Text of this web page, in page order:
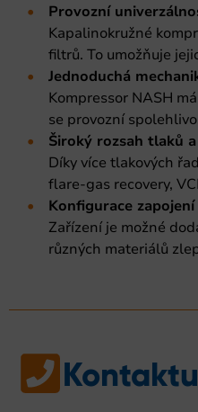
Provozní
Kapalinokružné
filtrů. To umožňuje
Jednoduchá
Kompressor NASH
se provozní
Široký rozsah tlaků
Díky více tlakových
flare-gas recovery,
Konfigurace
Zařízení je možné
různých materiálů